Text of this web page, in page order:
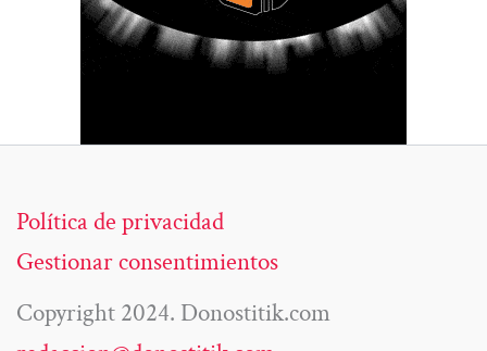
Política de privacidad
Gestionar consentimientos
Copyright 2024. Donostitik.com